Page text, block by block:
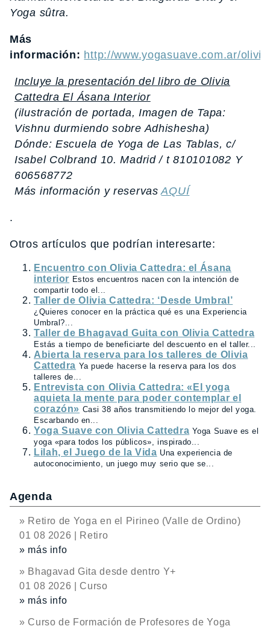
Yoga sûtra.
Más
información: http://www.yogasuave.com.ar/
Incluye la presentación del libro de Olivia
CattedraEl Ásana Interior
(ilustración de portada, Imagen de Tapa:
Vishnu durmiendo sobre Adhishesha)
Dónde: Escuela de Yoga de Las Tablas, c/
Isabel Colbrand 10. Madrid / t 810101082 Y
606568772
Más información y reservasAQUÍ
.
Otros artículos que podrían interesarte:
Encuentro con Olivia Cattedra: el Ásana
interior Estos encuentros nacen con la intención de
compartir todo el...
Taller de Olivia Cattedra: ‘Desde Umbral’
¿Quieres conocer en la práctica qué es una Experiencia
Umbral?...
Taller de Bhagavad Guita con Olivia Cattedra
Estás a tiempo de beneficiarte del descuento en el taller...
Abierta la reserva para los talleres de Olivia
Cattedra Ya puede hacerse la reserva para los dos
talleres de...
Entrevista con Olivia Cattedra: «El yoga
aquieta la mente para poder contemplar el
corazón» Casi 38 años transmitiendo lo mejor del yoga.
Escarbando en...
Yoga Suave con Olivia Cattedra Yoga Suave es el
yoga «para todos los públicos», inspirado...
Lilah, el Juego de la Vida Una experiencia de
autoconocimiento, un juego muy serio que se...
Agenda
» Retiro de Yoga en el Pirineo (Valle de Ordino)
01 08 2026 | Retiro
» más info
» Bhagavad Gita desde dentro Y+
01 08 2026 | Curso
» más info
» Curso de Formación de Profesores de Yoga